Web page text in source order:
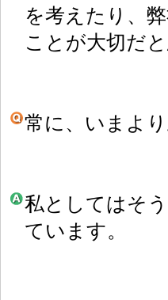
を考えたり、
ことが大切だ
常に、いまよ
私としてはそ
ています。